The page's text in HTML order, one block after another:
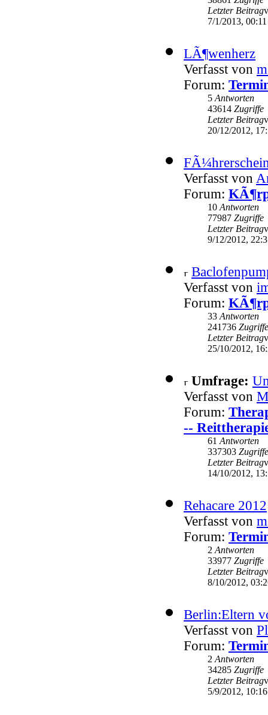
Letzter Beitrag
7/1/2013, 00:11
LÃ¶wenherz
Verfasst von
Forum:
5 Antworten
43614 Zugriffe
Letzter Beitrag
20/12/2012,
Verfasst von
Forum:
10 Antworten
77987 Zugriffe
Letzter Beitrag
9/12/2012,
Verfasst von
Forum:
33 Antworten
241736 Zugriffe
Letzter Beitrag
25/10/2012,
Umfrage:
Verfasst von
Forum:
--
61 Antworten
337303 Zugriffe
Letzter Beitrag
14/10/2012,
Rehacare 2012
Verfasst von
Forum:
2 Antworten
33977 Zugriffe
Letzter Beitrag
8/10/2012,
Berlin:Eltern
Verfasst von
Forum:
2 Antworten
34285 Zugriffe
Letzter Beitrag
5/9/2012, 10:16